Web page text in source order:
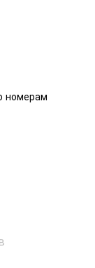
номерам